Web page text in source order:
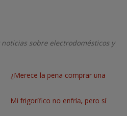
sobre electrodomésticos y
¿Merece la pena comprar una
Mi frigorífico no enfría, pero sí